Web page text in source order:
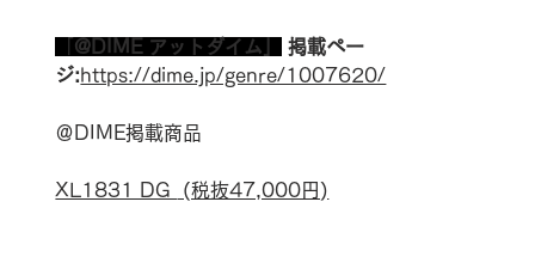
@DIME アットダイム」
掲載ペー
ジ:https://dime.jp/genre/1007620/
＠DIME掲載商品
XL1831 DG (税抜47,000円)